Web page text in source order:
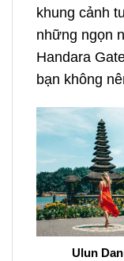
khung cảnh
những ngọn
Handara
bạn không
Ulun